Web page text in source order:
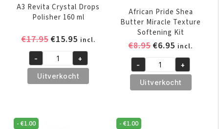
A3 Revita Crystal Drops
Polisher 160 ml
€17.95 Oorspronkelijke
was:
€17.95.
€15.95Huidige
prijs
is:
€15.95.
incl.
A3
Revita
Crystal
160
- +
Uitverkocht
African Pride Shea
Butter Miracle Texture
Softening Kit
€8.95
was:
€8.95.
€6.95 Huidige
prijs
is:
€6.95.
incl.
African
Pride
Shea
Miracle
- +
Uitverkocht
-€1.00 -€1.00